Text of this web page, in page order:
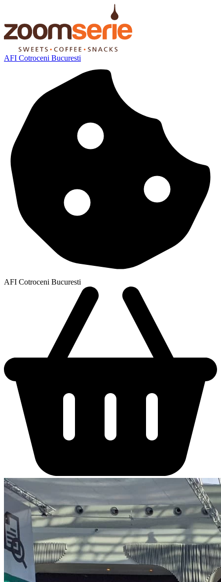
AFI Cotroceni Bucuresti
AFI Cotroceni Bucuresti